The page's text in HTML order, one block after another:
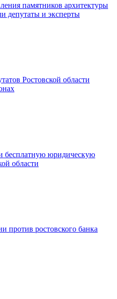
памятников архитектуры
депутаты и эксперты
Ростовской области
бесплатную юридическую
области
против ростовского банка